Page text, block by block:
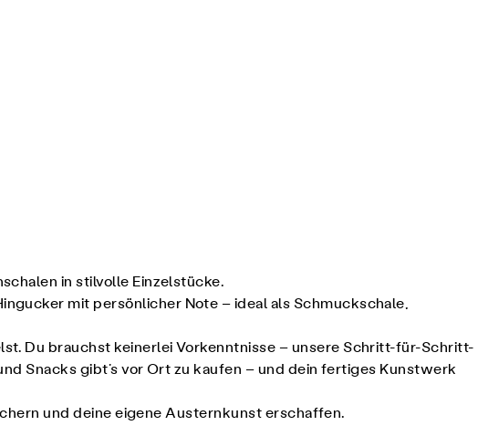
in stilvolle Einzelstücke.
mit persönlicher Note – ideal als Schmuckschale,
Du brauchst keinerlei Vorkenntnisse – unsere Schritt-für-Schritt-
Snacks gibt’s vor Ort zu kaufen – und dein fertiges Kunstwerk
und deine eigene Austernkunst erschaffen.